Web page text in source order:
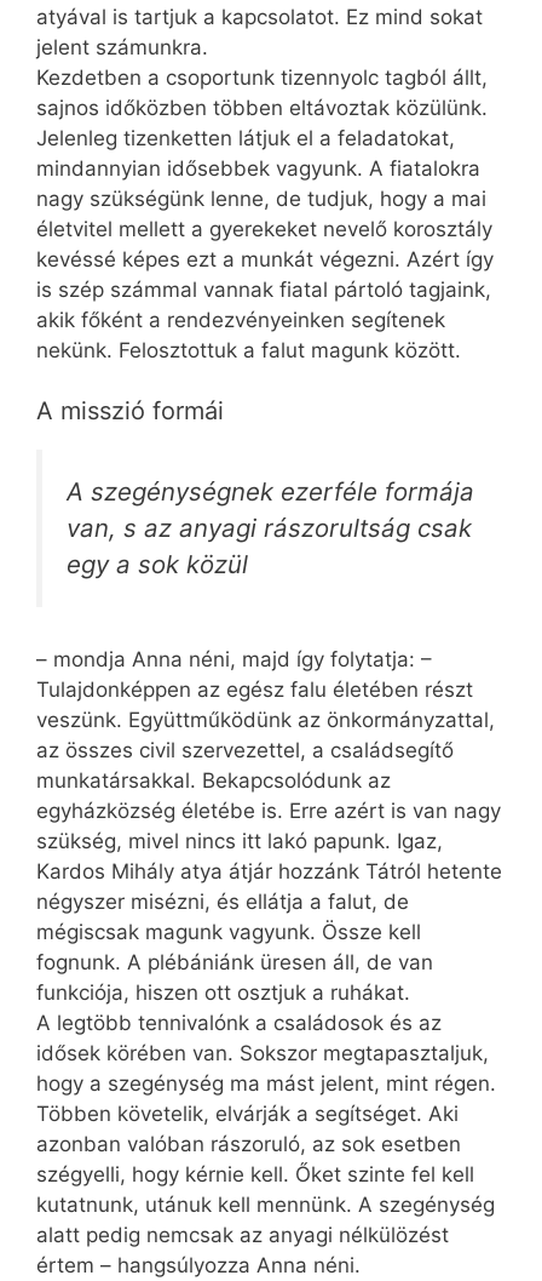
atyával is tartjuk a kapcsolatot. Ez mind sokat
jelent számunkra.
Kezdetben a csoportunk ti­zen­nyolc tagból állt,
sajnos időközben többen eltávoztak közülünk.
Jelenleg tizenketten látjuk el a feladatokat,
mindannyian idősebbek vagyunk. A fiatalokra
nagy szükségünk lenne, de tudjuk, hogy a mai
életvitel mellett a gyerekeket nevelő korosztály
kevéssé képes ezt a munkát végezni. Azért így
is szép számmal vannak fiatal pártoló tagjaink,
akik főként a rendezvényeinken segítenek
nekünk. Felosztottuk a falut magunk között.
A misszió formái
A szegénységnek ezerféle formája
van, s az anyagi rászorultság csak
egy a sok közül
– mondja Anna néni, majd így folytatja: –
Tulajdonképpen az egész falu életében részt
veszünk. Együttműködünk az önkormányzattal,
az összes civil szervezettel, a családsegítő
munkatársakkal. Bekapcsolódunk az
egyházközség életébe is. Erre azért is van nagy
szükség, mivel nincs itt lakó papunk. Igaz,
Kardos Mihály atya átjár hozzánk Tátról hetente
négyszer misézni, és ellátja a falut, de
mégiscsak magunk vagyunk. Össze kell
fognunk. A plébániánk üresen áll, de van
funkciója, hiszen ott osztjuk a ruhákat.
A legtöbb tennivalónk a családosok és az
idősek körében van. Sokszor megtapasztaljuk,
hogy a szegénység ma mást jelent, mint régen.
Többen követelik, elvárják a segítséget. Aki
azonban valóban rászoruló, az sok esetben
szégyelli, hogy kérnie kell. Őket szinte fel kell
kutatnunk, utánuk kell mennünk. A szegénység
alatt pedig nemcsak az anyagi nélkülözést
értem – hangsúlyozza Anna néni.